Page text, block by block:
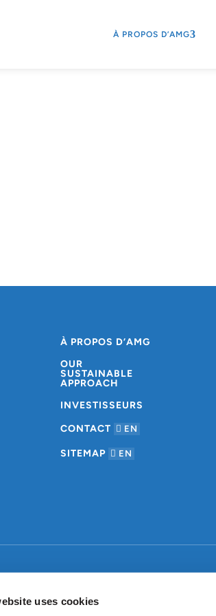
uses cookies
À PROPOS D’AMG
À PROPOS D’AMG
OUR
SUSTAINABLE
APPROACH
INVESTISSEURS
CONTACT
EN
SITEMAP EN